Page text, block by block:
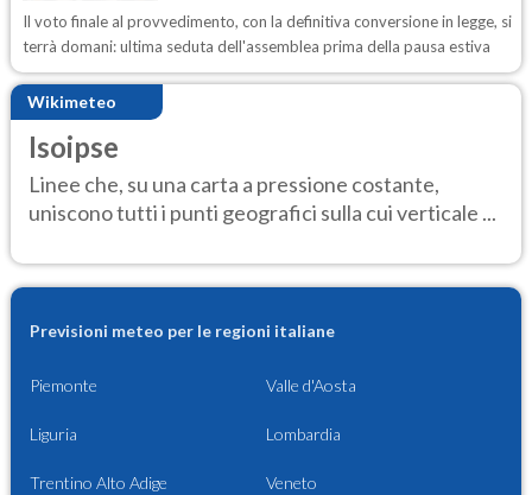
Il voto finale al provvedimento, con la definitiva conversione in legge, si
terrà domani: ultima seduta dell'assemblea prima della pausa estiva
Wikimeteo
Isoipse
Linee che, su una carta a pressione costante,
uniscono tutti i punti geografici sulla cui verticale ...
Previsioni meteo per le regioni italiane
Piemonte Valle d'Aosta
Liguria Lombardia
Trentino Alto Adige Veneto